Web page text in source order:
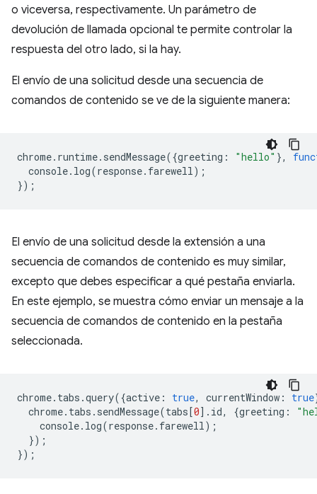
o viceversa, respectivamente. Un parámetro de
devolución de llamada opcional te permite controlar la
respuesta del otro lado, si la hay.
El envío de una solicitud desde una secuencia de
comandos de contenido se ve de la siguiente manera:
chrome. runtime. sendMessage({greeting : "hello" },
console. log(response. farewell);
});
El envío de una solicitud desde la extensión a una
secuencia de comandos de contenido es muy similar,
excepto que debes especificar a qué pestaña enviarla.
En este ejemplo, se muestra cómo enviar un mensaje a la
secuencia de comandos de contenido en la pestaña
seleccionada.
chrome. tabs .query({active : true, currentWindow : true
chrome. tabs . sendMessage(tabs[0]. id, {greeting :
console. log(response. farewell);
});
});